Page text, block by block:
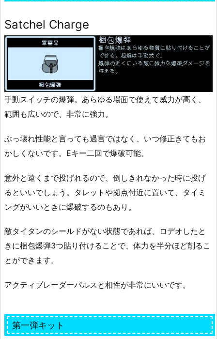
Satchel Charge
手動スイッチの爆弾。あらゆる場面で使えて威力が高く、
範囲も広いので、非常に強力。
ぶっ壊れ性能と言っても過言ではなく、いつ修正きてもお
かしくないです。Eキー二回で爆破可能。
意外と遠くまで投げれるので、倒しきれなかった時に投げ
るといいでしょう。タレットや拠点付近に置いて、タイミ
ングがいいときに爆破するのもあり。
敵タイタンのシールドがない状態であれば、ロデオしたと
きに梱包爆弾3つ貼り付けることで、体力を半分ほど削るこ
とができます。
アクティブレーダーパルスと相性が非常にいいです。
第一弾キット